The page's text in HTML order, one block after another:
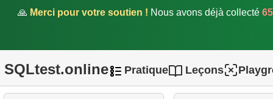
🙏 Merci pour votre soutien ! Nous avons déjà collecté
SQLtest.online Pratique Leçons
81.Manchots au bec de taille
82.Répartition des manchots
83.Supprimer des
enregistrements